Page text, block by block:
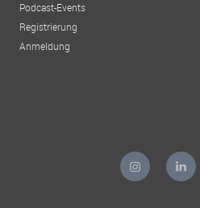
Podcast-Events
Registrierung
Anmeldung